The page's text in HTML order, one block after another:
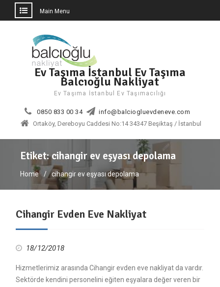
Main Menu
Ev Taşıma İstanbul Ev Taşıma
Balcıoğlu Nakliyat
Ev Taşıma İstanbul Ev Taşımacılığı
0850 833 00 34
info@balciogluevdeneve.com
Ortaköy, Dereboyu Caddesi No:14 34347 Beşiktaş / İstanbul
Etiket:cihangir ev eşyası depolama
Home cihangir ev eşyası depolama
Cihangir Evden Eve Nakliyat
18/12/2018
Hizmetlerimiz arasında Cihangir evden eve nakliyat da vardır.
Sektörde kendini personelini eğiten eşyalara değer veren bir